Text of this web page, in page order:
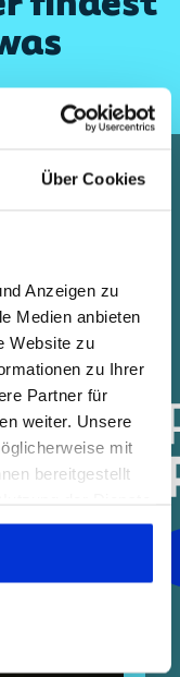
Über Cookies
Anzeigen zu
Medien anbieten
Website zu
zu Ihrer
Partner für
weiter. Unsere
mit
bereitgestellt
erhoben